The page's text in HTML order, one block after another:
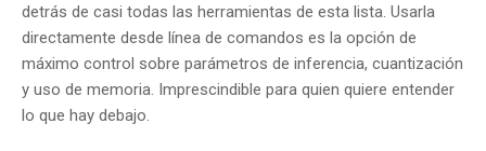
detrás de casi todas las herramientas de esta lista. Usarla
directamente desde línea de comandos es la opción de
máximo control sobre parámetros de inferencia, cuantización
y uso de memoria. Imprescindible para quien quiere entender
lo que hay debajo.